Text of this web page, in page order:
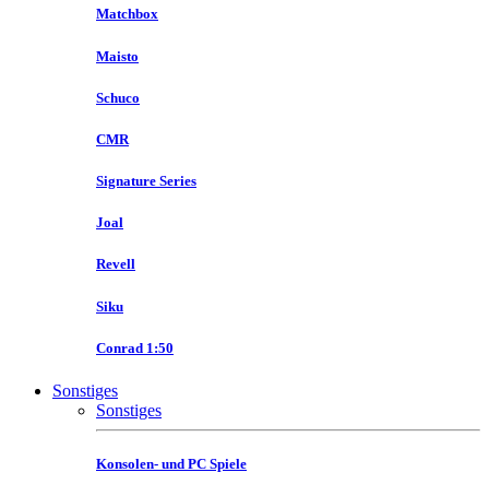
Matchbox
Maisto
Schuco
CMR
Signature Series
Joal
Revell
Siku
Conrad 1:50
Sonstiges
Sonstiges
Konsolen- und PC Spiele